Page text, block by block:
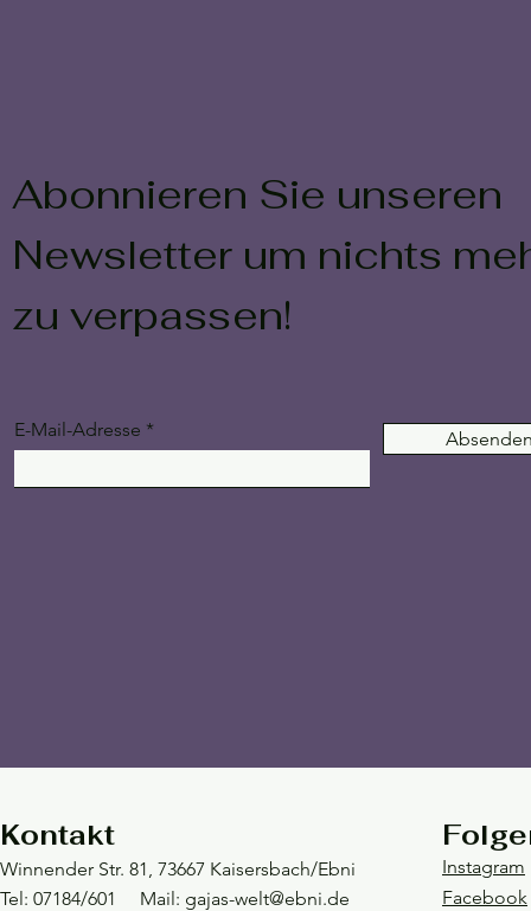
Abonnieren Sie unseren
Newsletter um nichts
zu verpassen!
E-Mail-Adresse
Kontakt
Winnender Str. 81, 73667 Kaisersbach/Ebni
Tel: 07184/601 Mail: gajas-welt@ebni.de
Instagram
Facebook